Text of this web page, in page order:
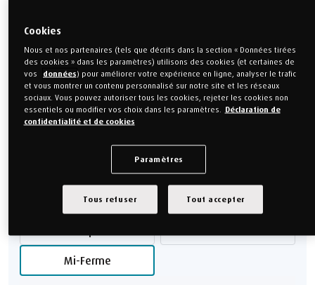
180 x 200 cm 180 x 210 cm
180 x 220 cm 200 x 200 cm
200 x 210 cm 200 x 220 cm
Guide des dimensions Montrer moins SIZES
Choisissez votre Feel
Mi-Ferme
Cookies
Nous et nos partenaires (tels que décrits dans la section « Données tirées
des cookies » dans les paramètres) utilisons des cookies (et certaines de
vos
données) pour améliorer votre expérience en ligne, analyser le trafic
et vous montrer un contenu personnalisé sur notre site et les réseaux
sociaux. Vous pouvez autoriser tous les cookies, rejeter les cookies non
essentiels ou modifier vos choix dans les paramètres.
Déclaration de
confidentialité et de cookies
Paramètres
Tous refuser Tout accepter